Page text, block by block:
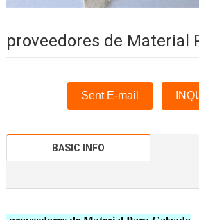
proveedores de Material
Sent E-mail
BASIC INFO